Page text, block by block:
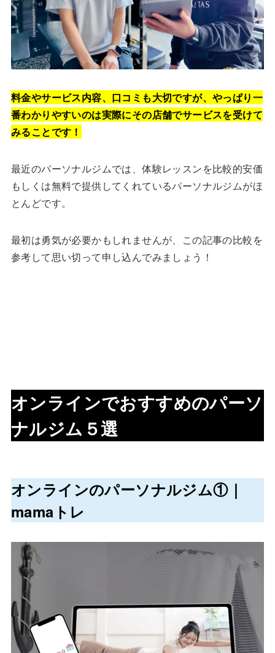
料金やサービス内容、口コミも大切ですが、やっぱり一
番わかりやすいのは実際にその店舗でサービスを受けて
みることです！
最近のパーソナルジムでは、体験レッスンを比較的安価
もしくは無料で提供してくれているパーソナルジムがほ
とんどです。
最初は勇気が必要かもしれませんが、この記事の比較を
参考して思い切って申し込んでみましょう！
オンラインでおすすめのパーソ
ナルジム５選
オンラインのパーソナルジム①｜
mamaトレ